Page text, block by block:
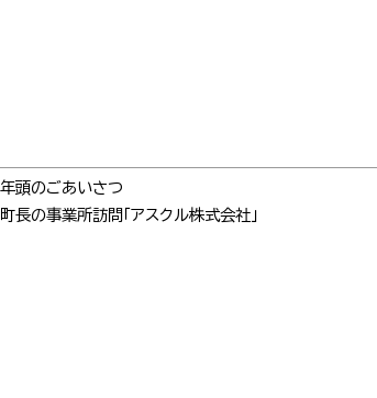
年頭のごあいさつ
町長の事業所訪問「アスクル株式会社」